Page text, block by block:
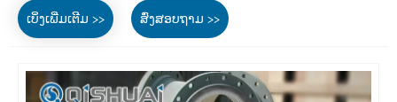
ເບິ່ງເພີ່ມເຕີມ >> ສົ່ງສອບຖາມ >>